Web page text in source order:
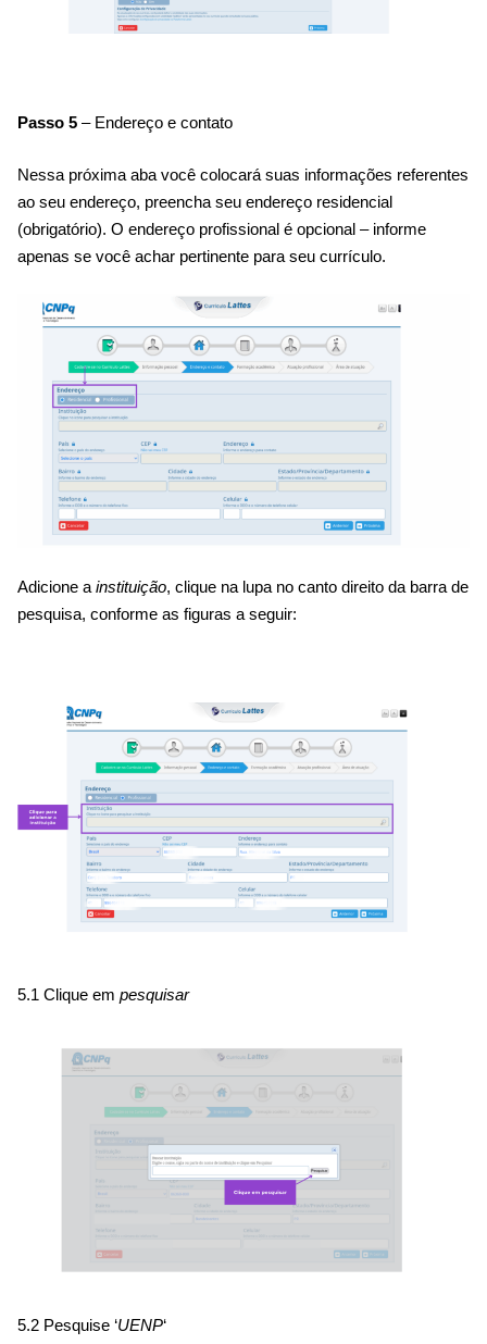
Passo 5 – Endereço e contato
Nessa próxima aba você colocará suas informações referentes
ao seu endereço, preencha seu endereço residencial
(obrigatório). O endereço profissional é opcional – informe
apenas se você achar pertinente para seu currículo.
Adicione a instituição, clique na lupa no canto direito da barra de
pesquisa, conforme as figuras a seguir:
5.1 Clique em pesquisar
5.2 Pesquise ‘UENP‘